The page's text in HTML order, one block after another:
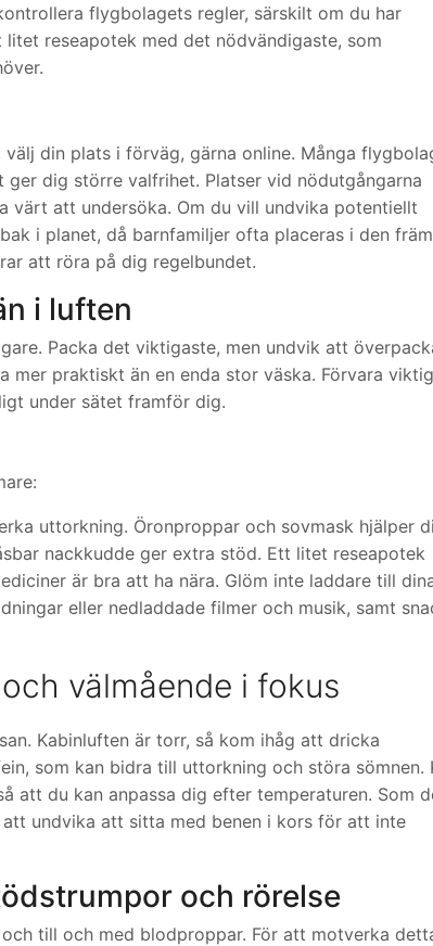
flygbolagets regler, särskilt om du har
reseapotek med det nödvändigaste, som
din plats i förväg, gärna online. Många
dig större valfrihet. Platser vid nödutgångarna
värt att undersöka. Om du vill undvika potentiellt
i planet, då barnfamiljer ofta placeras i den
att röra på dig regelbundet.
i luften
Packa det viktigaste, men undvik att
mer praktiskt än en enda stor väska. Förvara
under sätet framför dig.
uttorkning. Öronproppar och sovmask hjälper
nackkudde ger extra stöd. Ett litet reseapotek
är bra att ha nära. Glöm inte laddare till
eller nedladdade filmer och musik, samt
välmående i fokus
Kabinluften är torr, så kom ihåg att dricka
som kan bidra till uttorkning och störa sömnen.
att du kan anpassa dig efter temperaturen. Som
att undvika att sitta med benen i kors för att inte
och rörelse
till och med blodproppar. För att motverka